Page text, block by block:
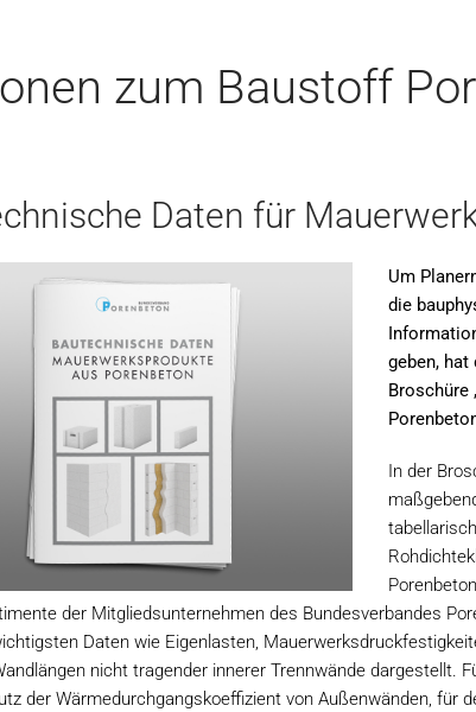
zum Baustoff
Daten für
Um
die
geben, hat
Broschüre
In der
der Mitgliedsunternehmen des Bundesverbandes
Daten wie Eigenlasten,
nicht tragender innerer Trennwände dargestellt.
der Wärmedurchgangskoeffizient von Außenwänden, für